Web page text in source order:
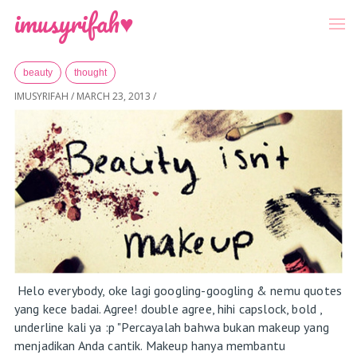
imusyrifah♥
Home»Archives for March 2013
beauty thought
IMUSYRIFAH / MARCH 23, 2013 /
Helo everybody, oke lagi googling-googling & nemu quotes
yang kece badai. Agree! double agree, hihi capslock, bold ,
underline kali ya :p "Percayalah bahwa bukan makeup yang
menjadikan Anda cantik. Makeup hanya membantu